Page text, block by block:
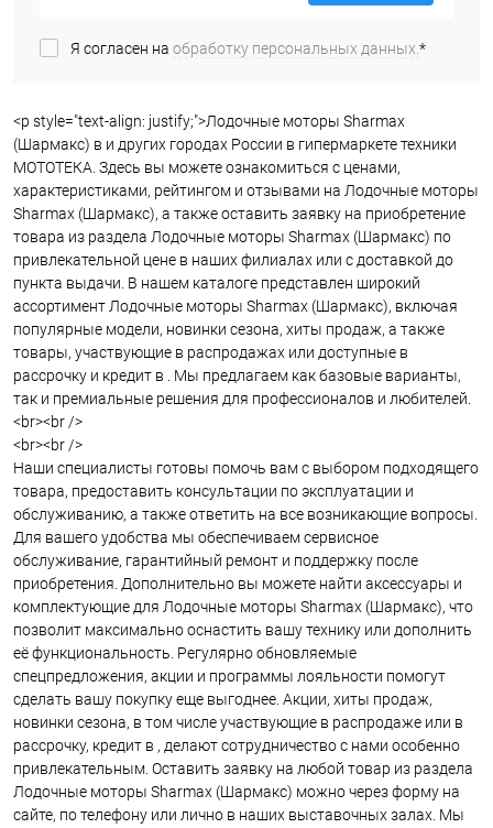
Я согласен на обработку персональных данных.*
<p style="text-align: justify;">Лодочные моторы Sharmax
(Шармакс) в и других городах России в гипермаркете техники
МОТОТЕКА. Здесь вы можете ознакомиться с ценами,
характеристиками, рейтингом и отзывами на Лодочные моторы
Sharmax (Шармакс), а также оставить заявку на приобретение
товара из раздела Лодочные моторы Sharmax (Шармакс) по
привлекательной цене в наших филиалах или с доставкой до
пункта выдачи. В нашем каталоге представлен широкий
ассортимент Лодочные моторы Sharmax (Шармакс), включая
популярные модели, новинки сезона, хиты продаж, а также
товары, участвующие в распродажах или доступные в
рассрочку и кредит в . Мы предлагаем как базовые варианты,
так и премиальные решения для профессионалов и любителей.
<br><br />
<br><br />
Наши специалисты готовы помочь вам с выбором подходящего
товара, предоставить консультации по эксплуатации и
обслуживанию, а также ответить на все возникающие вопросы.
Для вашего удобства мы обеспечиваем сервисное
обслуживание, гарантийный ремонт и поддержку после
приобретения. Дополнительно вы можете найти аксессуары и
комплектующие для Лодочные моторы Sharmax (Шармакс), что
позволит максимально оснастить вашу технику или дополнить
её функциональность. Регулярно обновляемые
спецпредложения, акции и программы лояльности помогут
сделать вашу покупку еще выгоднее. Акции, хиты продаж,
новинки сезона, в том числе участвующие в распродаже или в
рассрочку, кредит в , делают сотрудничество с нами особенно
привлекательным. Оставить заявку на любой товар из раздела
Лодочные моторы Sharmax (Шармакс) можно через форму на
сайте, по телефону или лично в наших выставочных залах. Мы